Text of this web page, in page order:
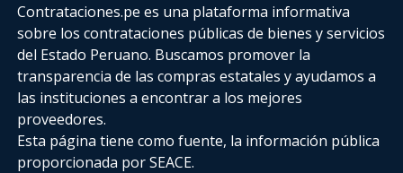
Contrataciones.pe es una plataforma informativa
sobre los contrataciones públicas de bienes y servicios
del Estado Peruano. Buscamos promover la
transparencia de las compras estatalesy ayudamos a
las instituciones a encontrar a los mejores
proveedores.
Esta página tiene como fuente, la información pública
proporcionada por SEACE.